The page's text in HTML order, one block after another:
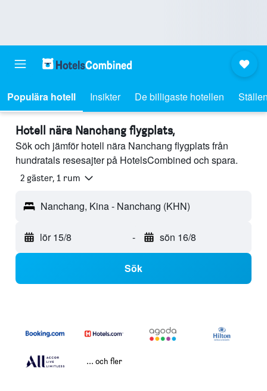
Populära hotell Insikter De billigaste hotellen
Hotell nära Nanchang flygplats,
Sök och jämför hotell nära Nanchang flygplats från
hundratals resesajter på HotelsCombined och spara.
2 gäster, 1 rum
Nanchang, Kina - Nanchang (KHN)
lör 15/8 - sön 16/8
Sök
... och fler